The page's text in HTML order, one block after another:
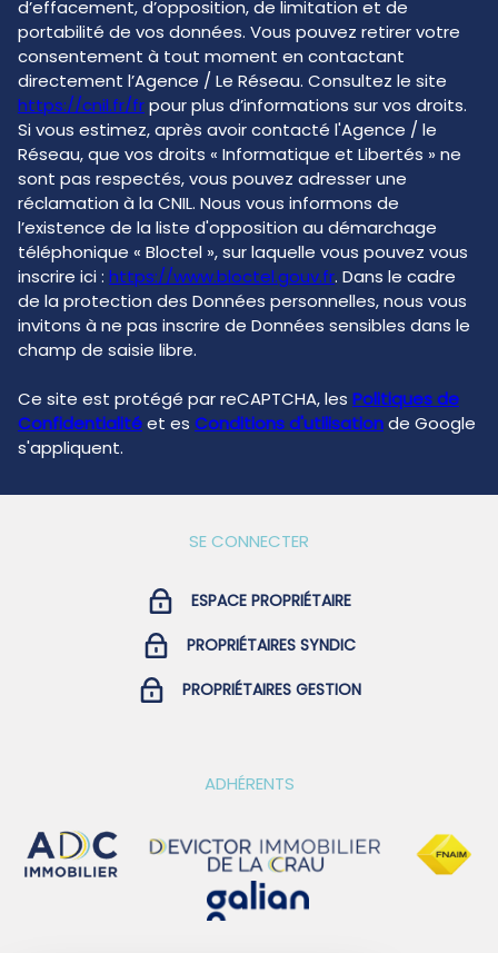
d’effacement, d’opposition, de limitation et de
portabilité de vos données. Vous pouvez retirer votre
consentement à tout moment en contactant
directement l’Agence / Le Réseau. Consultez le site
https://cnil.fr/frpour plus d’informations sur vos droits.
Si vous estimez, après avoir contacté l'Agence / le
Réseau, que vos droits « Informatique et Libertés » ne
sont pas respectés, vous pouvez adresser une
réclamation à la CNIL. Nous vous informons de
l’existence de la liste d'opposition au démarchage
téléphonique « Bloctel », sur laquelle vous pouvez vous
inscrire ici : https://www.bloctel.gouv.fr. Dans le cadre
de la protection des Données personnelles, nous vous
invitons à ne pas inscrire de Données sensibles dans le
champ de saisie libre.
Ce site est protégé par reCAPTCHA, les Politiques de
Confidentialitéet es Conditions d'utilisationde Google
s'appliquent.
SE CONNECTER
ESPACE PROPRIÉTAIRE
PROPRIÉTAIRES SYNDIC
PROPRIÉTAIRES GESTION
ADHÉRENTS